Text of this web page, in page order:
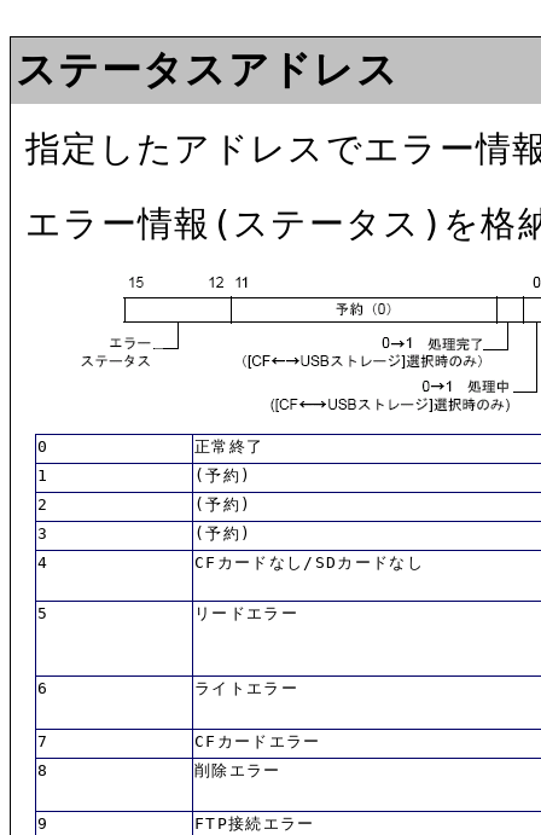
ステータスアドレス
指定したアドレスでエラー情
エラー情報(ステータス)を格
0
正常終了
1
(予約)
2
(予約)
3
(予約)
4
CFカードなし/SDカードなし
5 リードエラー
6 ライトエラー
7
CFカードエラー
8
削除エラー
9 FTP接続エラー